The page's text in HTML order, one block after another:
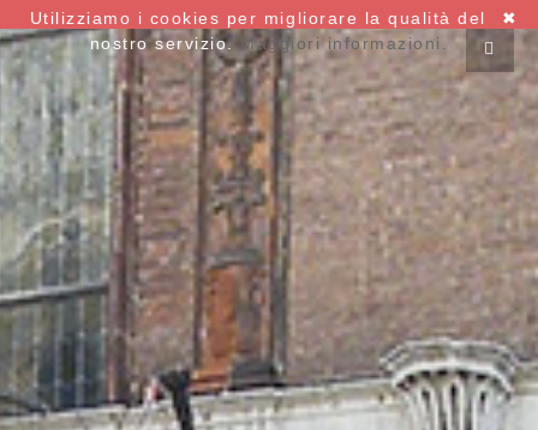
✖
Utilizziamo i cookies per migliorare la qualità del
nostro servizio. Maggiori informazioni.